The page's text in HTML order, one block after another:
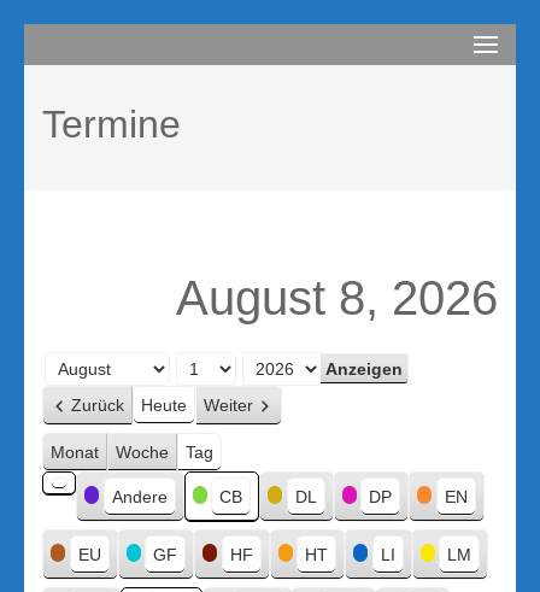
Inhalt
(Enter
drücken)
compurem
Termine
August 8, 2026
Monat
Tag
Jahr
Zurück Heute Weiter
Monat Woche Tag
Kategorien
Kategorie
ohne
Titel
Andere CB DL DP EN
EU GF HF HT LI LM